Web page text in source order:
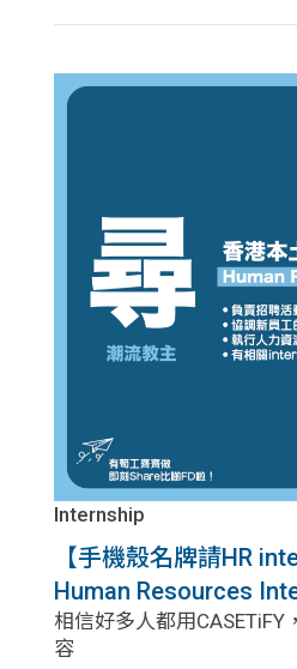
Internship
【手機殼名牌請HR
Human Resources
相信好多人都用CASETiFY
容